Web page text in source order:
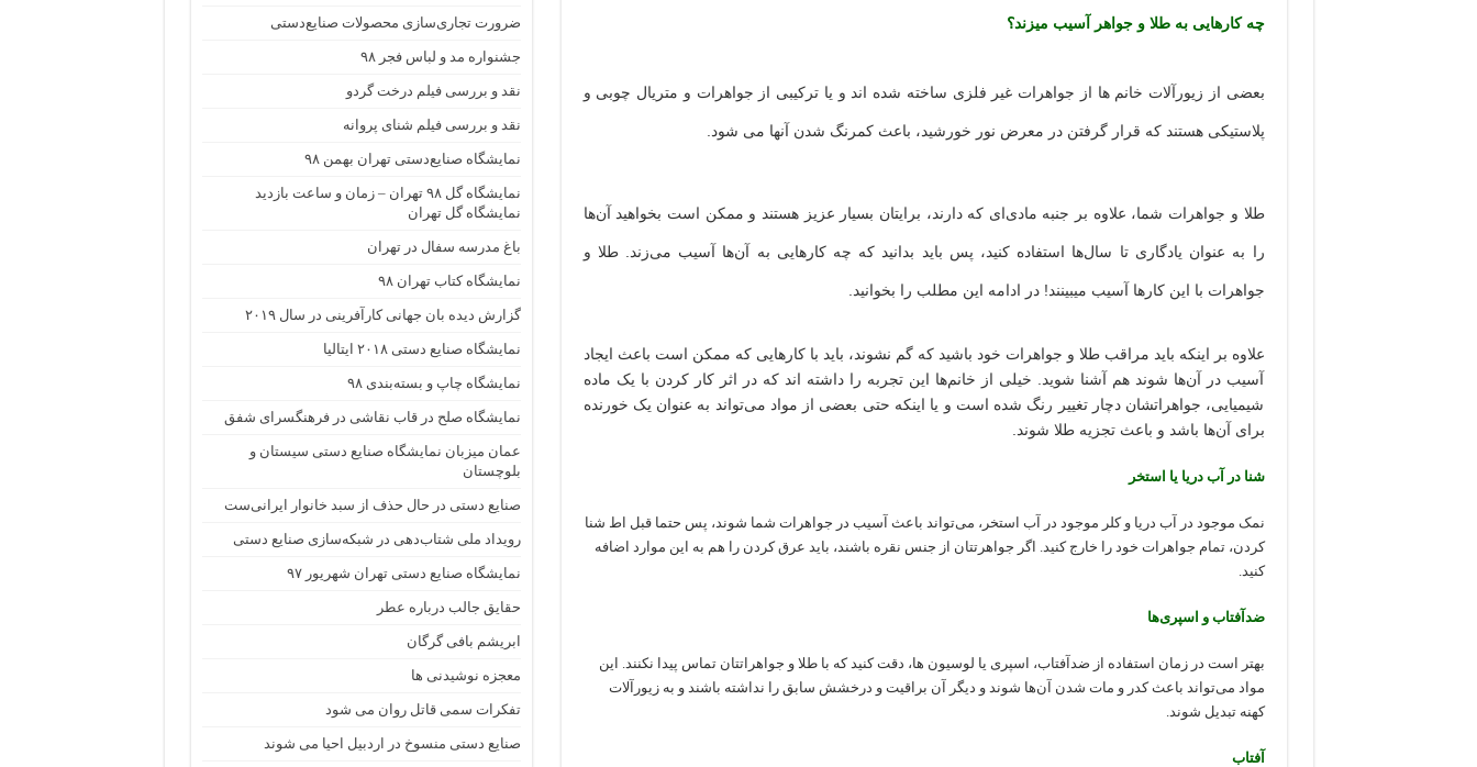
نمایشگاه صنایع دستی تهران شهریور ۹۷
صنایع دستی منسوخ در اردبیل احیا می شوند
چه کارهایی به طلا و جواهر آسیب میزند؟
بعضی از زیورآلات خانم ها از جواهرات غیر فلزی ساخته شده اند و یا ترکیبی از جواهرات و متریال چوبی و
پلاستیکی هستند که قرار گرفتن در معرض نور خورشید، باعث کمرنگ شدن آنها می شود.
طلا و جواهرات شما، علاوه بر جنبه مادی‌ای که دارند، برایتان بسیار عزیز هستند و ممکن است بخواهید آن‌ها
را به عنوان یادگاری تا سال‌ها استفاده کنید، پس باید بدانید که چه کار‌هایی به آن‌ها آسیب می‌زند. طلا و
جواهرات با این کار‌ها آسیب میبینند! در ادامه این مطلب را بخوانید.
علاوه بر اینکه باید مراقب طلا و جواهرات خود باشید که گم نشوند، باید با کار‌هایی که ممکن است باعث ایجاد
آسیب در آن‌ها شوند هم آشنا شوید. خیلی از خانم‌ها این تجربه را داشته اند که در اثر کار کردن با یک ماده
شیمیایی، جواهراتشان دچار تغییر رنگ شده است و یا اینکه حتی بعضی از مواد می‌تواند به عنوان یک خورنده
برای آن‌ها باشد و باعث تجزیه طلا شوند.
شنا در آب دریا یا استخر
نمک موجود در آب دریا و کلر موجود در آب استخر، می‌تواند باعث آسیب در جواهرات شما شوند، پس حتما قبل اط شنا
کردن، تمام جواهرات خود را خارج کنید. اگر جواهرتتان از جنس نقره باشند، باید عرق کردن را هم به این موارد اضافه
کنید.
ضدآفتاب و اسپری‌ها
بهتر است در زمان استفاده از ضدآفتاب، اسپری یا لوسیون ها، دقت کنید که با طلا و جواهراتتان تماس پیدا نکنند. این
مواد می‌تواند باعث کدر و مات شدن آن‌ها شوند و دیگر آن براقیت و درخشش سابق را نداشته باشند و به زیورآلات
کهنه تبدیل شوند.
آفتاب
ضرورت تجاری‌سازی محصولات صنایع‌دستی
جشنواره مد و لباس فجر ۹۸
نقد و بررسی فیلم درخت گردو
نقد و بررسی فیلم شنای پروانه
نمایشگاه صنایع‌دستی تهران بهمن ۹۸
نمایشگاه گل ۹۸ تهران – زمان و ساعت بازدید
نمایشگاه گل تهران
باغ مدرسه سفال در تهران
نمایشگاه کتاب تهران ۹۸
گزارش دیده بان جهانی کارآفرینی در سال ۲۰۱۹
نمایشگاه صنایع دستی ۲۰۱۸ ایتالیا
نمایشگاه چاپ و بسته‌بندی ۹۸
نمایشگاه صلح در قاب نقاشی در فرهنگسرای شفق
عمان میزبان نمایشگاه صنایع دستی سیستان و
بلوچستان
صنایع دستی در حال حذف از سبد خانوار ایرانی‌ست
رویداد ملی شتاب‌دهی در شبکه‌سازی صنایع دستی
نمایشگاه صنایع دستی تهران شهریور ۹۷
حقایق جالب درباره عطر
ابریشم بافی گرگان
معجزه نوشیدنی ها
تفکرات سمی قاتل روان می شود
صنایع دستی منسوخ در اردبیل احیا می شوند